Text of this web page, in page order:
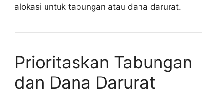
alokasi untuk tabungan atau dana darurat.
Prioritaskan Tabungan
dan Dana Darurat